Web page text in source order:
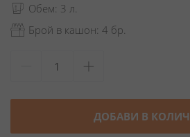
Обем: 3 л.
Брой в кашон: 4 бр.
ДОБАВИ В